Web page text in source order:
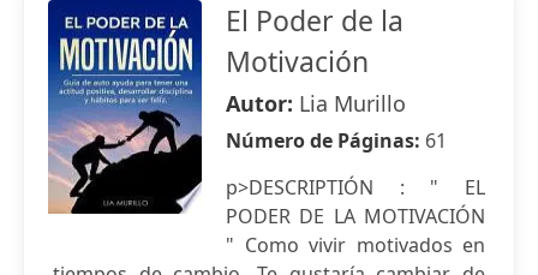
El Poder de la
Motivación
Autor: Lia Murillo
Número de Páginas: 61
p>DESCRIPTIÓN : " EL
PODER DE LA MOTIVACIÓN
" Como vivir motivados en